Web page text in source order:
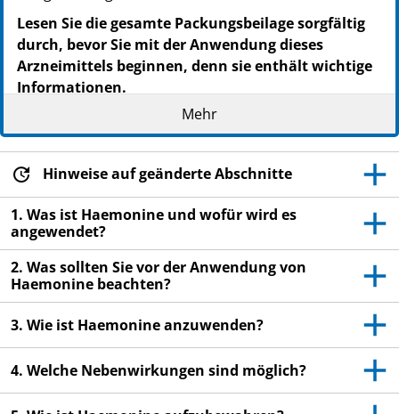
Lesen Sie die gesamte Packungsbeilage sorgfältig
durch, bevor Sie mit der Anwendung dieses
Arzneimittels beginnen, denn sie enthält wichtige
Informationen.
Heben Sie die Packungsbeilage auf. Vielleicht
möchten Sie diese später nochmals lesen.
an Ihren Arzt, Apotheker oder das medizinische
Fachpersonal.
Dieses Arzneimittel wurde Ihnen persönlich
verschrieben. Geben Sie es nicht an Dritte weiter.
Es kann anderen Menschen schaden, auch wenn
diese die gleichen Beschwerden haben wie Sie.
Wenn Sie Nebenwirkungen bemerken, wenden Sie
sich an Ihren Arzt, Apotheker oder das
medizinische Fachpersonal. Dies gilt auch für
Nebenwirkungen, die nicht in dieser
Mehr
Hinweise auf geänderte Abschnitte
1. Was ist Haemonine und wofür wird es
angewendet?
2. Was sollten Sie vor der Anwendung von
Haemonine beachten?
3. Wie ist Haemonine anzuwenden?
4. Welche Nebenwirkungen sind möglich?